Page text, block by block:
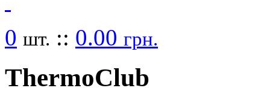
0 шт. :: 0.00 грн.
ThermoClub